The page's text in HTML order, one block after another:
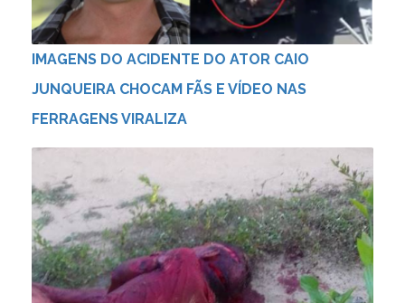
IMAGENS DO ACIDENTE DO ATOR CAIO
JUNQUEIRA CHOCAM FÃS E VÍDEO NAS
FERRAGENS VIRALIZA